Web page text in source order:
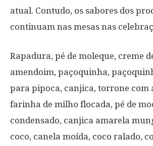
atual. Contudo, os sabores dos
continuam nas mesas nas
Rapadura, pé de moleque, creme
amendoim, paçoquinha,
para pipoca, canjica, torrone com
farinha de milho flocada, pé de
condensado, canjica amarela
coco, canela moída, coco ralado,